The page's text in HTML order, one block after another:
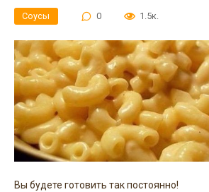
Соусы 0 1.5к.
Вы будете готовить так постоянно!